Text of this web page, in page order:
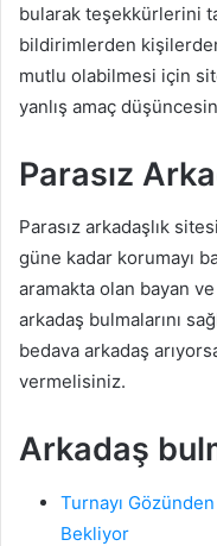
bularak teşekkürlerini
bildirimlerden
mutlu olabilmesi için
yanlış amaç
Parasız
Parasız arkadaşlık
güne kadar korumayı
aramakta olan bayan
arkadaş bulmalarını
bedava arkadaş
vermelisiniz.
Arkadaş
Turnayı
Bekliyor